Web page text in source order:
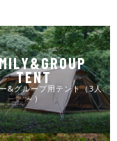
TENT
&グループ用テント（3人
～）